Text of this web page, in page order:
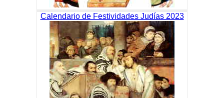
Calendario de Festividades Judías 2023